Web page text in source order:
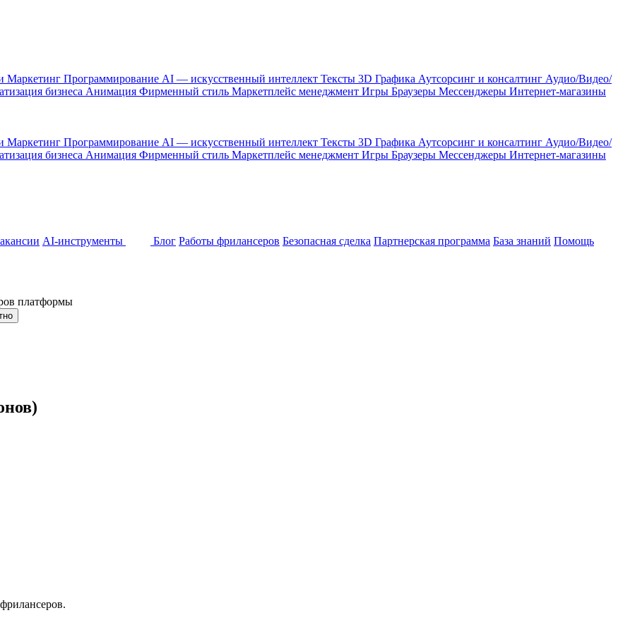
Маркетинг Программирование AI — искусственный интеллект Тексты 3D Графика Аутсорсинг и консалтинг Аудио/Видео/
бизнеса Анимация Фирменный стиль Маркетплейс менеджмент Игры Браузеры Мессенджеры Интернет-магазины
Маркетинг Программирование AI — искусственный интеллект Тексты 3D Графика Аутсорсинг и консалтинг Аудио/Видео/
бизнеса Анимация Фирменный стиль Маркетплейс менеджмент Игры Браузеры Мессенджеры Интернет-магазины
AI-инструменты Блог Работы фрилансеров Безопасная сделка Партнерская программа База знаний Помощь
платформы